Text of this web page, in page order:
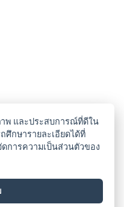
ศาสตร์ มหาวิทยาลัยพะเยา
พ และประสบการณ์ที่ดีใน
กษารายละเอียดได้ที่
การความเป็นส่วนตัวของ